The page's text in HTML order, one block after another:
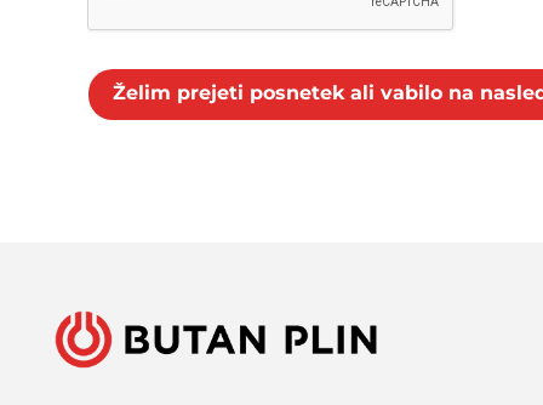
Želim prejeti posnetek ali vabilo na